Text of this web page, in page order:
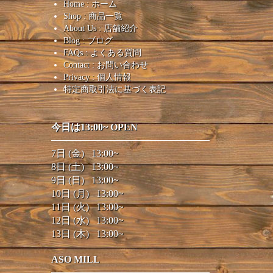
Home : ホーム
Shop : 商品一覧
About Us : 店舗紹介
Blog : ブログ
FAQs : よくある質問
Contact : お問い合わせ
Privacy : 個人情報
特定商取引法に基づく表記
今日は13:00~ OPEN
7日 (金) 13:00~
8日 (土) 13:00~
9日 (日) 13:00~
10日 (月) 13:00~
11日 (火) 13:00~
12日 (水) 13:00~
13日 (木) 13:00~
ASO MILL